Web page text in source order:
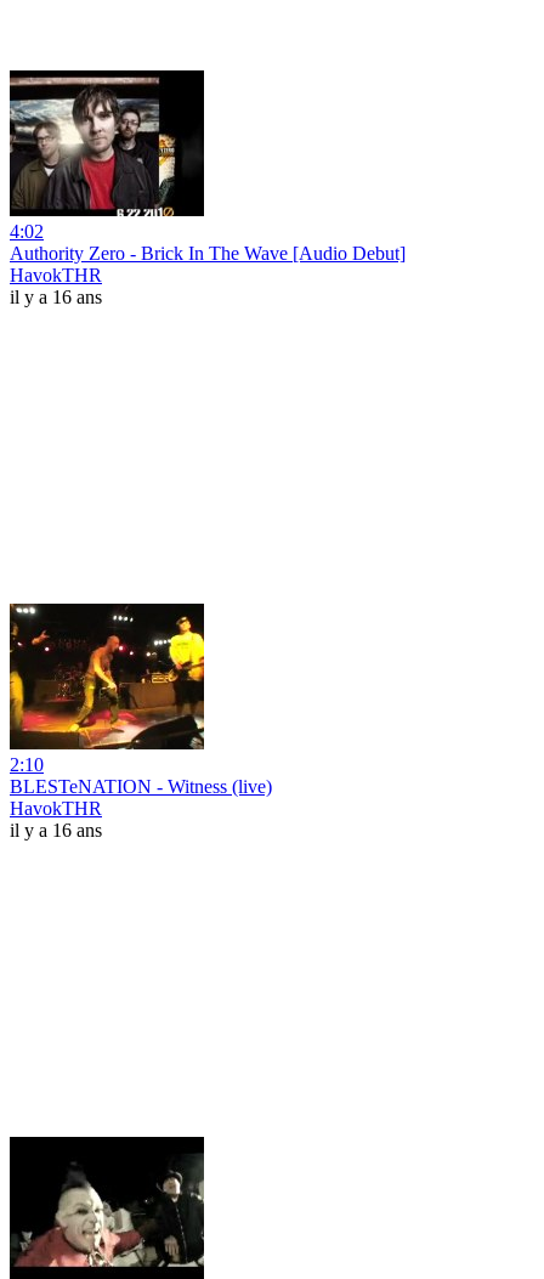
4:02
Authority Zero - Brick In The Wave [Audio Debut]
HavokTHR
il y a 16 ans
2:10
BLESTeNATION - Witness (live)
HavokTHR
il y a 16 ans